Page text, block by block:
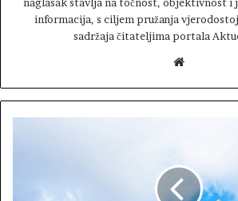
informacija, s ciljem pružanja
sadržaja čitateljima portala
b
e